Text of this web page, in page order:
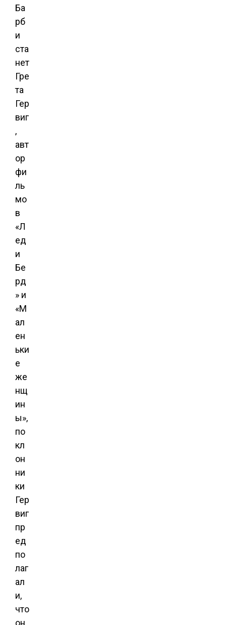
Ба
рб
и
ста
нет
Гре
та
Гер
виг
,
авт
ор
фи
ль
мо
в
«Л
ед
и
Бе
рд
» и
«М
ал
ен
ьки
е
же
нщ
ин
ы»,
по
кл
он
ни
ки
Гер
виг
пр
ед
по
лаг
ал
и,
что
он